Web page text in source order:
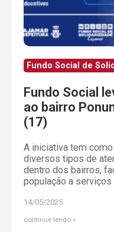
Fundo Social de
Fundo Social
ao bairro
(17)
A iniciativa tem
diversos tipos de
dentro dos bairros,
população a
14/05/2025
continue lendo